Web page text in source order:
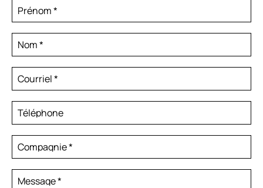
Prénom*
Nom*
Courriel*
Téléphone
Compagnie*
Message*